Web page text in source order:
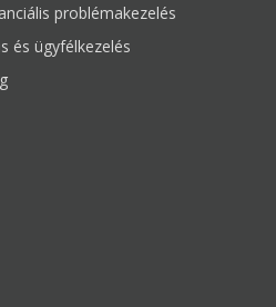
problémakezelés
és ügyfélkezelés